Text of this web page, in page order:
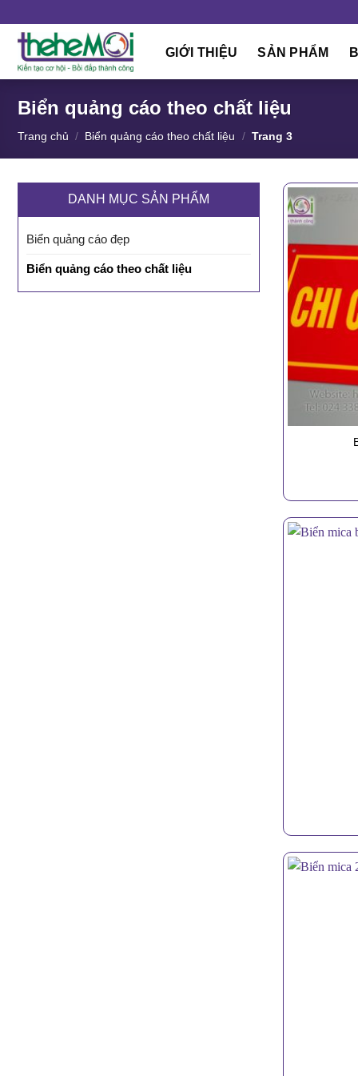
content
GIỚI THIỆU SẢN PHẨM
Biển quảng cáo theo chất liệu
Trang chủ / Biển quảng cáo theo chất liệu / Trang 3
DANH MỤC SẢN PHẨM
Biển quảng cáo đẹp
Biển quảng cáo theo chất liệu